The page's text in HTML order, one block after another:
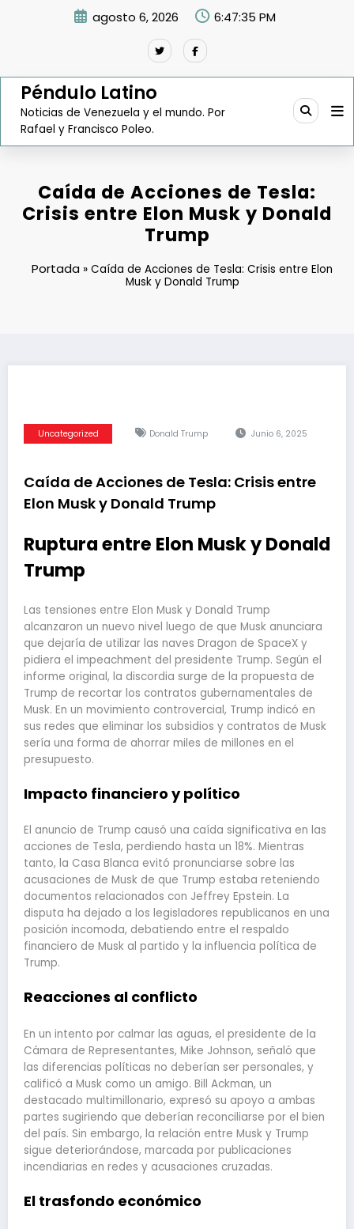
agosto 6, 2026 6:47:36 PM
Péndulo Latino
Noticias de Venezuela y el mundo. Por
Rafael y Francisco Poleo.
Caída de Acciones de Tesla:
Crisis entre Elon Musk y Donald
Trump
Portada »Caída de Acciones de Tesla: Crisis entre Elon
Musk y Donald Trump
Uncategorized Donald Trump Junio 6, 2025
Caída de Acciones de Tesla: Crisis entre
Elon Musk y Donald Trump
Ruptura entre Elon Musk y Donald
Trump
Las tensiones entre Elon Musk y Donald Trump
alcanzaron un nuevo nivel luego de que Musk anunciara
que dejaría de utilizar las naves Dragon de SpaceX y
pidiera el impeachment del presidente Trump. Según el
informe original, la discordia surge de la propuesta de
Trump de recortar los contratos gubernamentales de
Musk. En un movimiento controvercial, Trump indicó en
sus redes que eliminar los subsidios y contratos de Musk
sería una forma de ahorrar miles de millones en el
presupuesto.
Impacto financiero y político
El anuncio de Trump causó una caída significativa en las
acciones de Tesla, perdiendo hasta un 18%. Mientras
tanto, la Casa Blanca evitó pronunciarse sobre las
acusaciones de Musk de que Trump estaba reteniendo
documentos relacionados con Jeffrey Epstein. La
disputa ha dejado a los legisladores republicanos en una
posición incomoda, debatiendo entre el respaldo
financiero de Musk al partido y la influencia política de
Trump.
Reacciones al conflicto
En un intento por calmar las aguas, el presidente de la
Cámara de Representantes, Mike Johnson, señaló que
las diferencias políticas no deberían ser personales, y
calificó a Musk como un amigo. Bill Ackman, un
destacado multimillonario, expresó su apoyo a ambas
partes sugiriendo que deberían reconciliarse por el bien
del país. Sin embargo, la relación entre Musk y Trump
sigue deteriorándose, marcada por publicaciones
incendiarias en redes y acusaciones cruzadas.
El trasfondo económico